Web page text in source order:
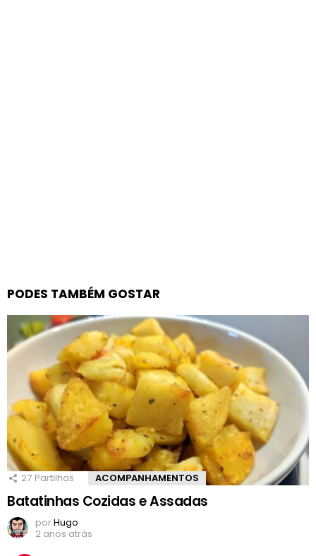
PODES TAMBÉM GOSTAR
27 Partilhas ACOMPANHAMENTOS
Batatinhas Cozidas e Assadas
porHugo
2 anos atrás